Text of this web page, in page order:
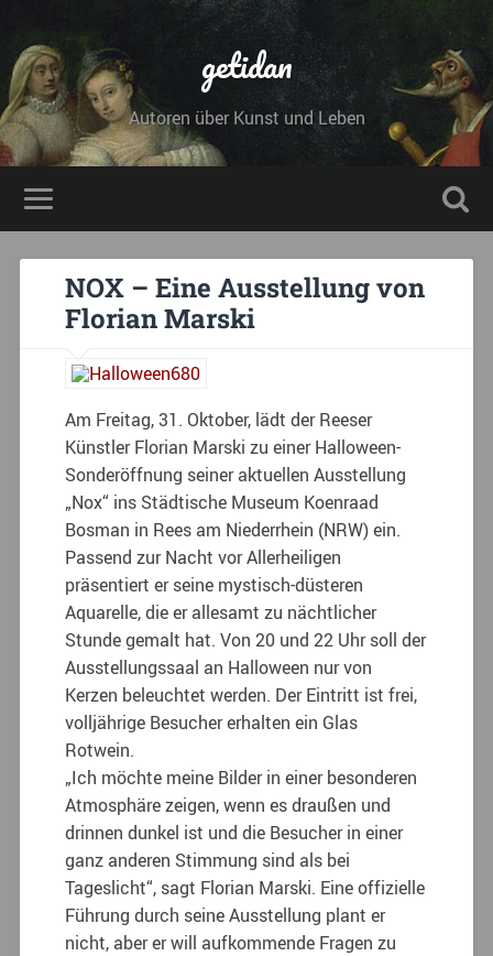
getidan
Autoren über Kunst und Leben
NOX – Eine Ausstellung von
Florian Marski
Am Freitag, 31. Oktober, lädt der Reeser
Künstler Florian Marski zu einer Halloween-
Sonderöffnung seiner aktuellen Ausstellung
„Nox“ ins Städtische Museum Koenraad
Bosman in Rees am Niederrhein (NRW) ein.
Passend zur Nacht vor Allerheiligen
präsentiert er seine mystisch-düsteren
Aquarelle, die er allesamt zu nächtlicher
Stunde gemalt hat. Von 20 und 22 Uhr soll der
Ausstellungssaal an Halloween nur von
Kerzen beleuchtet werden. Der Eintritt ist frei,
volljährige Besucher erhalten ein Glas
Rotwein.
„Ich möchte meine Bilder in einer besonderen
Atmosphäre zeigen, wenn es draußen und
drinnen dunkel ist und die Besucher in einer
ganz anderen Stimmung sind als bei
Tageslicht“, sagt Florian Marski. Eine offizielle
Führung durch seine Ausstellung plant er
nicht, aber er will aufkommende Fragen zu